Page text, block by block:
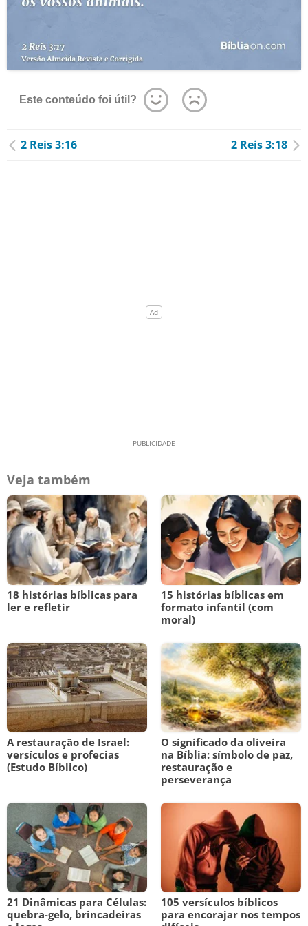
Este conteúdo foi útil?
2 Reis 3:16 2 Reis 3:18
Veja também
18 histórias bíblicas para
ler e refletir
15 histórias bíblicas em
formato infantil (com
moral)
A restauração de Israel:
versículos e profecias
(Estudo Bíblico)
O significado da oliveira
na Bíblia: símbolo de paz,
restauração e
perseverança
21 Dinâmicas para Células:
quebra-gelo, brincadeiras
105 versículos bíblicos
para encorajar nos tempos